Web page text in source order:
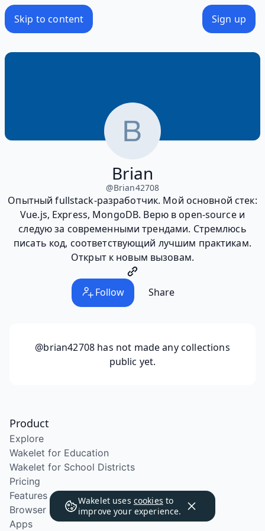
Skip to content Sign up
Brian
@Brian42708
Опытный fullstack-разработчик. Мой основной стек:
Vue.js, Express, MongoDB. Верю в open-source и
следую за современными трендами. Стремлюсь
писать код, соответствующий лучшим практикам.
Открыт к новым вызовам.
Follow Share
@brian42708 has not made any collections
public yet.
Wakelet uses cookies to
improve your experience.
Product
Explore
Wakelet for Education
Wakelet for School Districts
Pricing
Features
Browser Extension
Apps